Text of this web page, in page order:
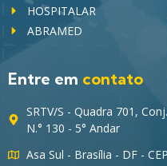
HOSPITALAR
ABRAMED
Entre em contato
SRTV/S - Quadra 701,
N.° 130 - 5° Andar
Asa Sul - Brasília - DF -